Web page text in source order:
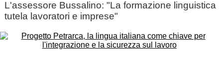
L'assessore Bussalino: "La formazione linguistica
tutela lavoratori e imprese"